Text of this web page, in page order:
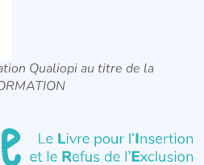
Qualiopi au titre de la